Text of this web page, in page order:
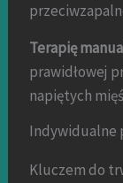
Terapię
prawidłowej
napiętych
Indywidualne
Kluczem do